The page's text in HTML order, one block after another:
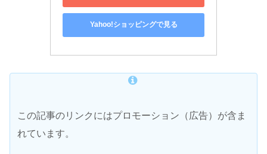
Yahoo!ショッピングで見る
この記事のリンクにはプロモーション（広告）が含ま
れています。